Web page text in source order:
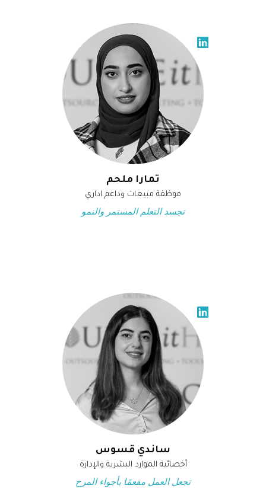
تمارا ملحم
موظفة مبيعات وداعم اداري
تجسد التعلم المستمر والنمو
ساندي قسوس
أخصائية الموارد البشرية والإدارة
تجعل العمل مفعمًا بأجواء المرح